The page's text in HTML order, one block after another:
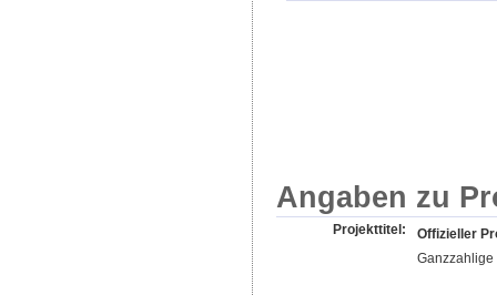
Angaben zu
Projekttitel:
Offizieller
Ganzzahlige